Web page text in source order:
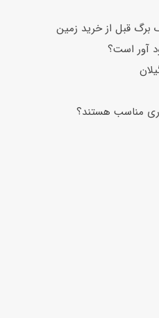
برگ قبل از خرید زمین
مناسب هستند؟